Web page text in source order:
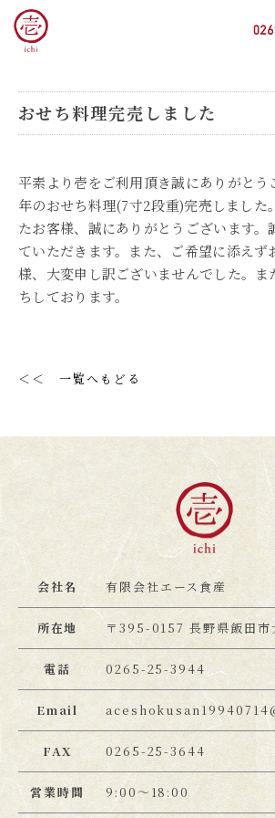
トップ
お知らせ
お料理
ご利用案内
Instagram
おせち料理完売しました
平素より壱をご利用頂き誠にありがとう
年のおせち料理(7寸2段重)完売しました
たお客様、誠にありがとうございます。
ていただきます。また、ご希望に添えず
様、大変申し訳ございませんでした。ま
ちしております。
＜＜ 一覧へもどる
会社名 有限会社エース食産
所在地 〒395-0157 長野県飯田
電話 0265-25-3944
Email
FAX 0265-25-3644
営業時間 9:00〜18:00